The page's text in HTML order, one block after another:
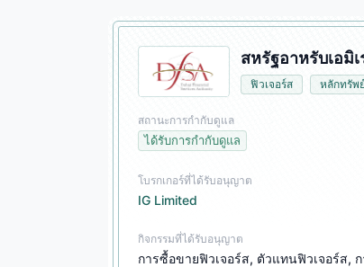
สหรัฐอาหรับเอมิ
ฟิวเจอร์ส หลักทรัพย์
สถานะการกำกับดูแล
ได้รับการกำกับดูแล
โบรกเกอร์ที่ได้รับอนุญาต
IG Limited
กิจกรรมที่ได้รับอนุญาต
การซื้อขายฟิวเจอร์ส, ตัวแทนฟิวเจอร์ส,